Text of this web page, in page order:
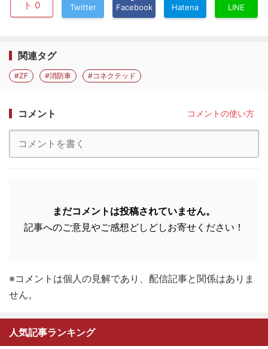
ト 0
Twitter Facebook Hatena LINE
関連タグ
#ZF #消防車 #コネクテッド
コメント コメントの使い方
まだコメントは投稿されていません。
記事へのご意見やご感想どしどしお寄せください！
※コメントは個人の見解であり、配信記事と関係はありま
せん。
人気記事ランキング